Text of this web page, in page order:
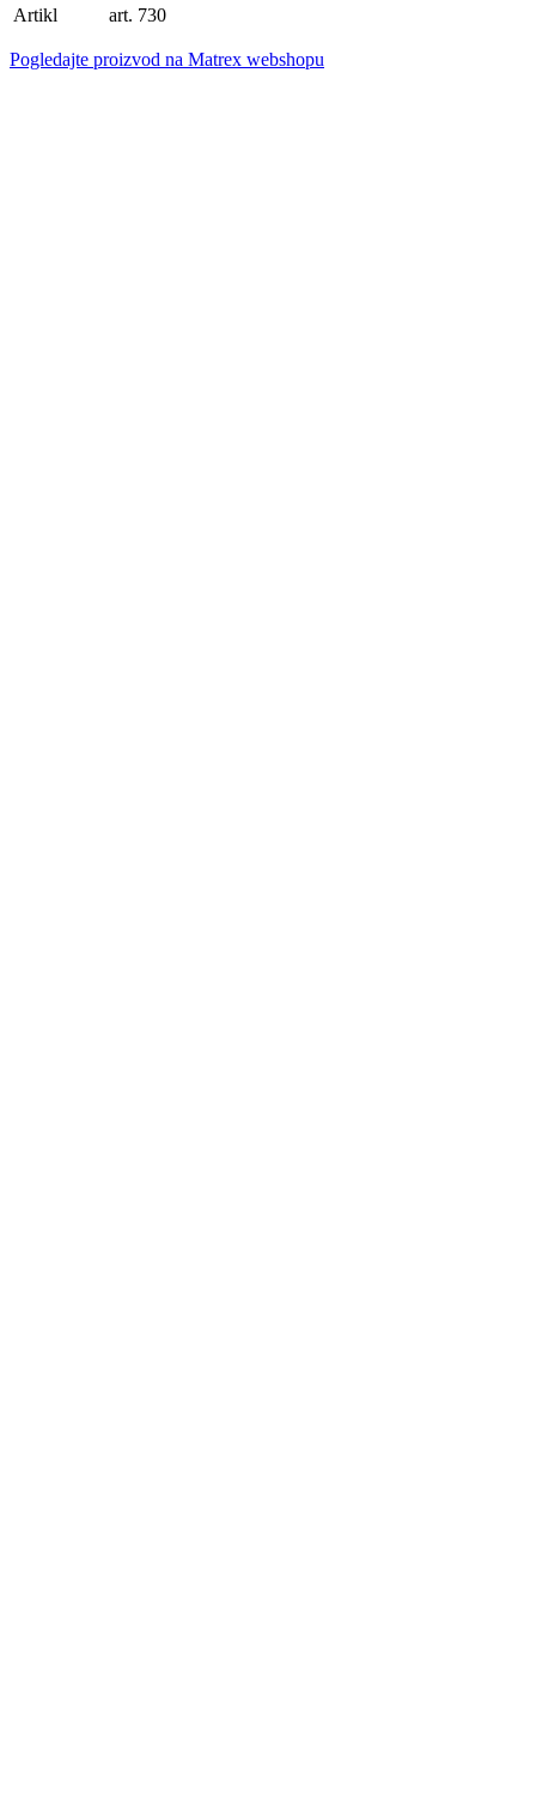
Artikl
art. 730
Pogledajte proizvod na Matrex webshopu